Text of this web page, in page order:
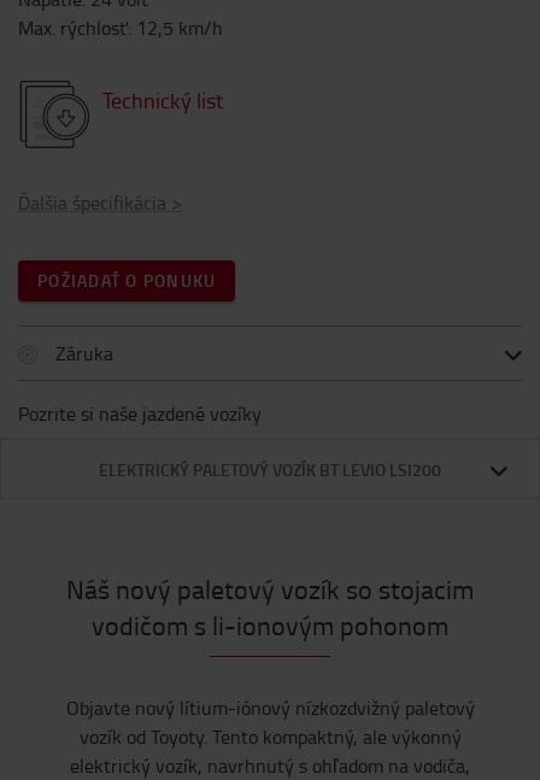
Max. rýchlosť: 12,5 km/h
Technický list
Ďalšia špecifikácia >
POŽIADAŤ O PONUKU
Záruka
Pozrite si naše jazdené vozíky
ELEKTRICKÝ PALETOVÝ VOZÍK BT LEVIO LSI200
Náš nový paletový vozík so stojacim
vodičom s li-ionovým pohonom
Objavte nový lítium-iónový nízkozdvižný paletový
vozík od Toyoty. Tento kompaktný, ale výkonný
elektrický vozík, navrhnutý s ohľadom na vodiča,